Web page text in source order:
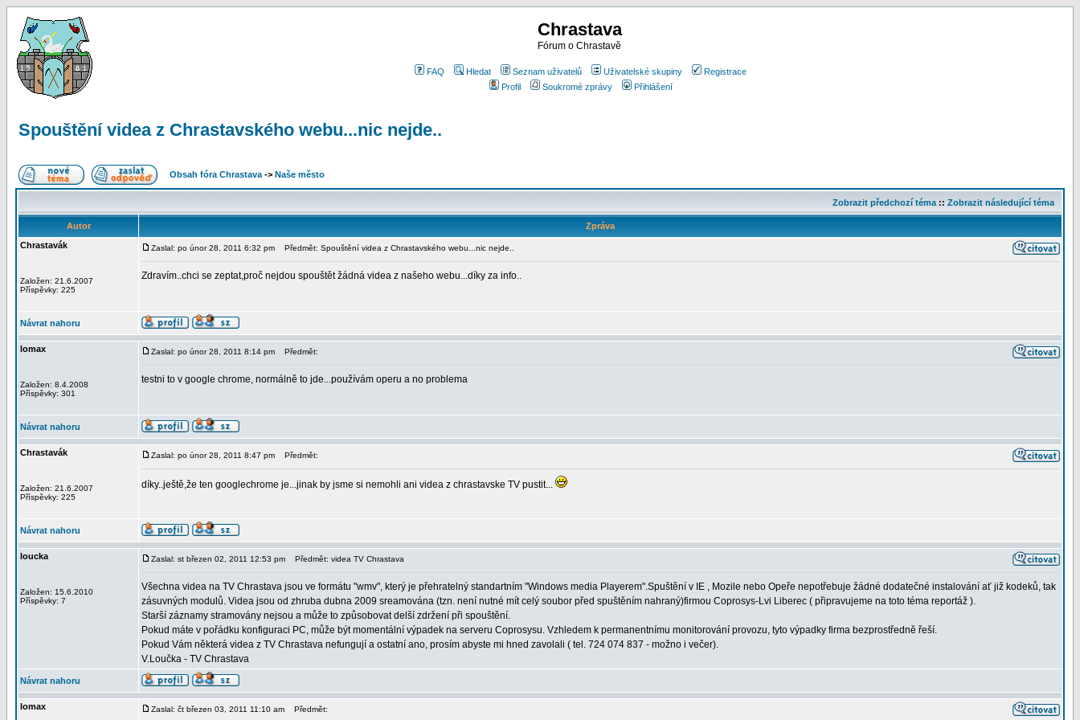
Chrastava
Fórum o Chrastavě
FAQ Hledat Seznam uživatelů Uživatelské skupiny
Registrace
Profil
Soukromé zprávy Přihlášení
Spouštění videa z Chrastavského webu...nic nejde..
Obsah fóra Chrastava -> Naše město
Zobrazit předchozí téma :: Zobrazit následující téma
Autor
Zpráva
Chrastavák
Založen: 21.6.2007
Příspěvky: 225
Zaslal: po únor 28, 2011 6:32 pm Předmět: Spouštění videa z Chrastavského webu...nic nejde..
Zdravím..chci se zeptat,proč nejdou spouštět žádná videa z našeho webu...díky za info..
Návrat nahoru
lomax
Založen: 8.4.2008
Příspěvky: 301
Zaslal: po únor 28, 2011 8:14 pm Předmět:
testni to v google chrome, normálně to jde...používám operu a no problema
Návrat nahoru
Chrastavák
Založen: 21.6.2007
Příspěvky: 225
Zaslal: po únor 28, 2011 8:47 pm Předmět:
díky..ještě,že ten googlechrome je...jinak by jsme si nemohli ani videa z chrastavske TV pustit...
Návrat nahoru
loucka
Založen: 15.6.2010
Příspěvky: 7
Zaslal: st březen 02, 2011 12:53 pm Předmět: videa TV Chrastava
Všechna videa na TV Chrastava jsou ve formátu "wmv", který je přehratelný standartním "Windows media Playerem".Spuštění v IE , Mozile nebo Opeře nepotřebuje žádné dodatečné instalování ať již kodeků, tak
zásuvných modulů. Videa jsou od zhruba dubna 2009 sreamována (tzn. není nutné mít celý soubor před spuštěním nahraný)firmou Coprosys-Lvi Liberec ( připravujeme na toto téma reportáž ).
Starší záznamy stramovány nejsou a může to způsobovat delší zdržení při spouštění.
Pokud máte v pořádku konfiguraci PC, může být momentální výpadek na serveru Coprosysu. Vzhledem k permanentnímu monitorování provozu, tyto výpadky firma bezprostředně řeší.
Pokud Vám některá videa z TV Chrastava nefungují a ostatní ano, prosím abyste mi hned zavolali ( tel. 724 074 837 - možno i večer).
V.Loučka - TV Chrastava
Návrat nahoru
lomax Zaslal: čt březen 03, 2011 11:10 am Předmět: